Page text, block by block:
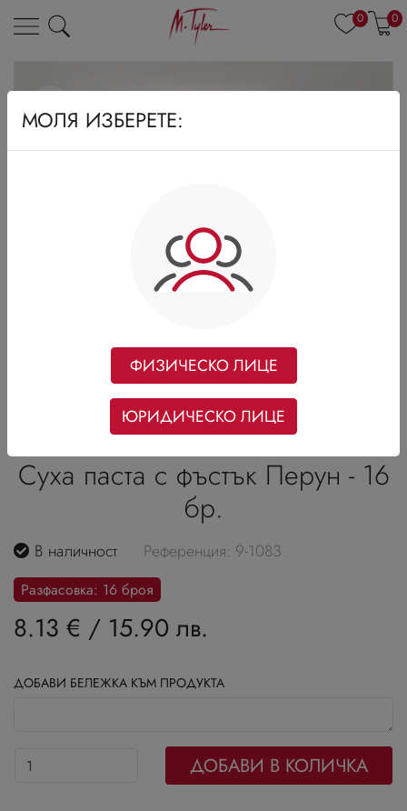
0 0
Суха паста с фъстък Перун - 16
бр.
В наличност Референция: 9-1083
Разфасовка: 16 броя
8.13 € / 15.90 лв.
ДОБАВИ БЕЛЕЖКА КЪМ ПРОДУКТА
ДОБАВИ В КОЛИЧКА
МОЛЯ ИЗБЕРЕТЕ:
ФИЗИЧЕСКО ЛИЦЕ
ЮРИДИЧЕСКО ЛИЦЕ